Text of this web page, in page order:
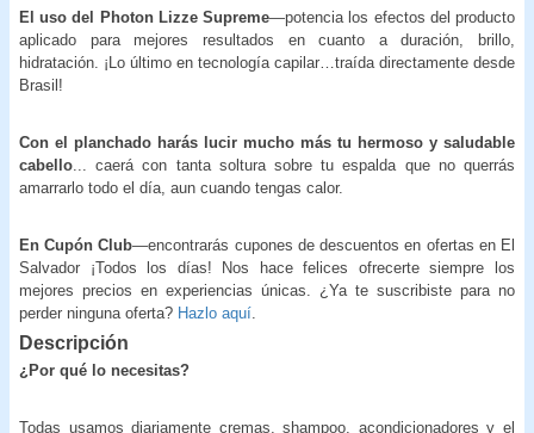
El uso del Photon Lizze Supreme—potencia los efectos del producto
aplicado para mejores resultados en cuanto a duración, brillo,
hidratación. ¡Lo último en tecnología capilar…traída directamente desde
Brasil!
Con el planchado harás lucir mucho más tu hermoso y saludable
cabello ... caerá con tanta soltura sobre tu espalda que no querrás
amarrarlo todo el día, aun cuando tengas calor.
En Cupón Club—encontrarás cupones de descuentos en ofertas en El
Salvador ¡Todos los días! Nos hace felices ofrecerte siempre los
mejores precios en experiencias únicas. ¿Ya te suscribiste para no
perder ninguna oferta? Hazlo aquí
Descripción
¿Por qué lo necesitas?
Todas usamos diariamente cremas, shampoo, acondicionadores y el